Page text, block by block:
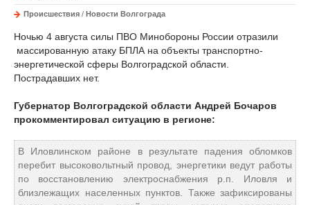
Происшествия / Новости Волгограда
Ночью 4 августа силы ПВО Минобороны России отразили
массированную атаку БПЛА на объекты транспортно-
энергетической сферы Волгоградской области.
Пострадавших нет.
Губернатор Волгоградской области Андрей Бочаров
прокомментировал ситуацию в регионе:
В Иловлинском районе в результате падения обломков
перебит высоковольтный провод, энергетики ведут работы
по восстановлению электроснабжения р.п. Иловля и
близлежащих населенных пунктов. Также зафиксированы